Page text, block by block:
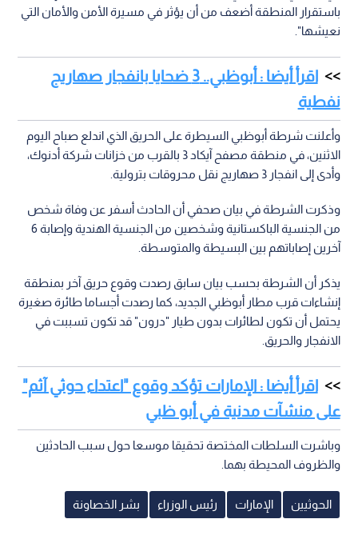
باستقرار المنطقة أضعف من أن يؤثر في مسيرة الأمن والأمان التي
نعيشها".
اقرأ أيضا : أبوظبي.. 3 ضحايا بانفجار صهاريج
نفطية
وأعلنت شرطة أبوظبي السيطرة على الحريق الذي اندلع صباح اليوم
الاثنين، في منطقة مصفح آيكاد 3 بالقرب من خزانات شركة أدنوك،
وأدى إلى انفجار 3 صهاريج نقل محروقات بترولية.
وذكرت الشرطة في بيان صحفي أن الحادث أسفر عن وفاة شخص
من الجنسية الباكستانية وشخصين من الجنسية الهندية وإصابة 6
آخرين إصاباتهم بين البسيطة والمتوسطة.
يذكر أن الشرطة بحسب بيان سابق رصدت وقوع حريق آخر بمنطقة
إنشاءات قرب مطار أبوظبي الجديد، كما رصدت أجساما طائرة صغيرة
يحتمل أن تكون لطائرات بدون طيار "درون" قد تكون تسببت في
الانفجار والحريق.
اقرأ أيضا : الإمارات تؤكد وقوع "اعتداء حوثي آثم"
على منشآت مدنية في أبو ظبي
وباشرت السلطات المختصة تحقيقا موسعا حول سبب الحادثين
والظروف المحيطة بهما.
الحوثيين الإمارات رئيس الوزراء بشر الخصاونة